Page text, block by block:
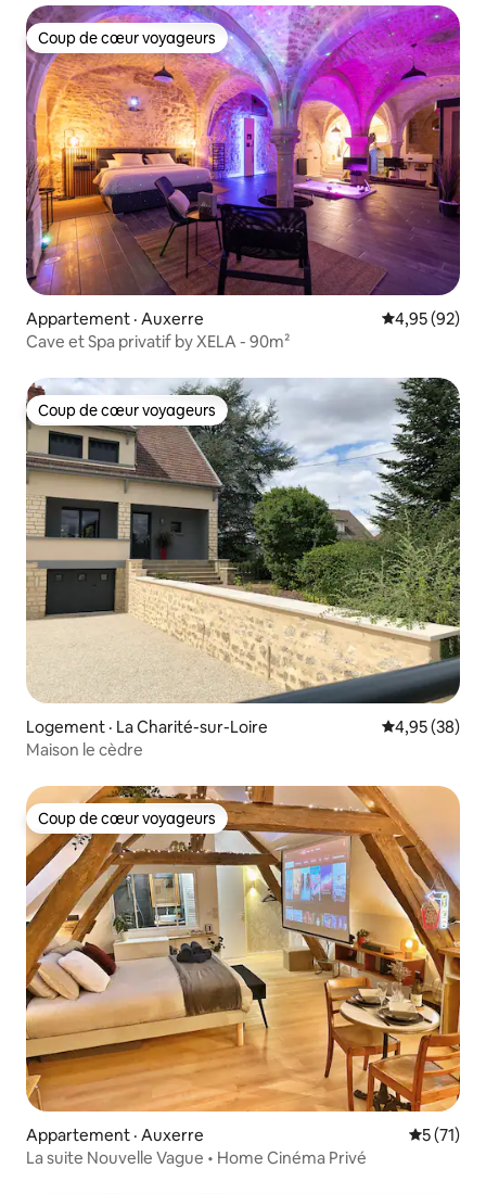
Coup de cœur voyageurs
Coup de cœur voyageurs
Appartement · Auxerre Note
4,95 (92)
Cave et Spa privatif by XELA - 90m²
Coup de cœur voyageurs
Coup de cœur voyageurs
Logement · La Charité-sur-Loire Note
4,95 (38)
Maison le cèdre
Coup de cœur voyageurs
Coup de cœur voyageurs
Appartement · Auxerre Note
5 (71)
La suite Nouvelle Vague • Home Cinéma Privé